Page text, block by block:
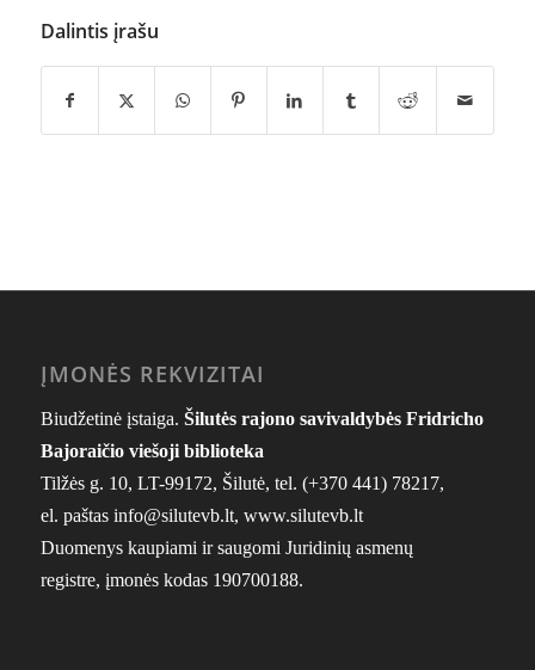
Dalintis įrašu
ĮMONĖS REKVIZITAI
Biudžetinė įstaiga. Šilutės rajono savivaldybės Fridricho
Bajoraičio viešoji biblioteka
Tilžės g. 10, LT-99172, Šilutė, tel. (+370 441) 78217,
el. paštas info@silutevb.lt, www.silutevb.lt
Duomenys kaupiami ir saugomi Juridinių asmenų
registre, įmonės kodas 190700188.